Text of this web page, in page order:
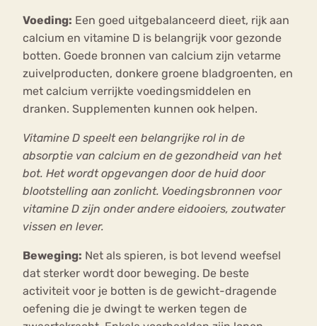
Voeding: Een goed uitgebalanceerd dieet, rijk aan
calcium en vitamine D is belangrijk voor gezonde
botten. Goede bronnen van calcium zijn vetarme
zuivelproducten, donkere groene bladgroenten, en
met calcium verrijkte voedingsmiddelen en
dranken. Supplementen kunnen ook helpen.
Vitamine D speelt een belangrijke rol in de
absorptie van calcium en de gezondheid van het
bot. Het wordt opgevangen door de huid door
blootstelling aan zonlicht. Voedingsbronnen voor
vitamine D zijn onder andere eidooiers, zoutwater
vissen en lever.
Beweging: Net als spieren, is bot levend weefsel
dat sterker wordt door beweging. De beste
activiteit voor je botten is de gewicht-dragende
oefening die je dwingt te werken tegen de